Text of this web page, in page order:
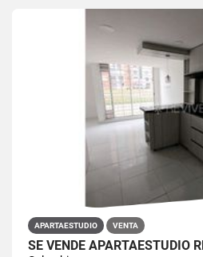
APARTAESTUDIO VENTA